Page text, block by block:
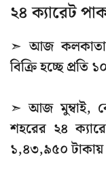
২৪ ক্যারেট
➣ আজ কলকাতার
বিক্রি হচ্ছে
➣ আজ মুম্বাই,
শহরের ২৪
১,৪৩,৯৫০